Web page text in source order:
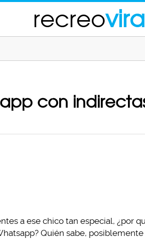
recreo
con
a ese chico tan especial, ¿por
Quién sabe,